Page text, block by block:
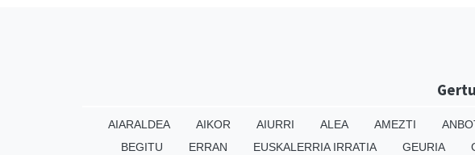
AIARALDEA AIKOR AIURRI ALEA AMEZTI
BEGITU
ERRAN EUSKALERRIA IRRATIA GEURIA